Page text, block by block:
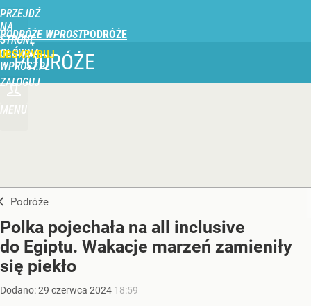
PRZEJDŹ
NA
STRONĘ
GŁÓWNĄ
WPROST.PL
PODRÓŻE WPROST
ZALOGUJ
MENU
PODRÓŻE
Podróże
Polka pojechała na all inclusive
do Egiptu. Wakacje marzeń zamieniły
się piekło
Dodano:29 czerwca 2024 18:59